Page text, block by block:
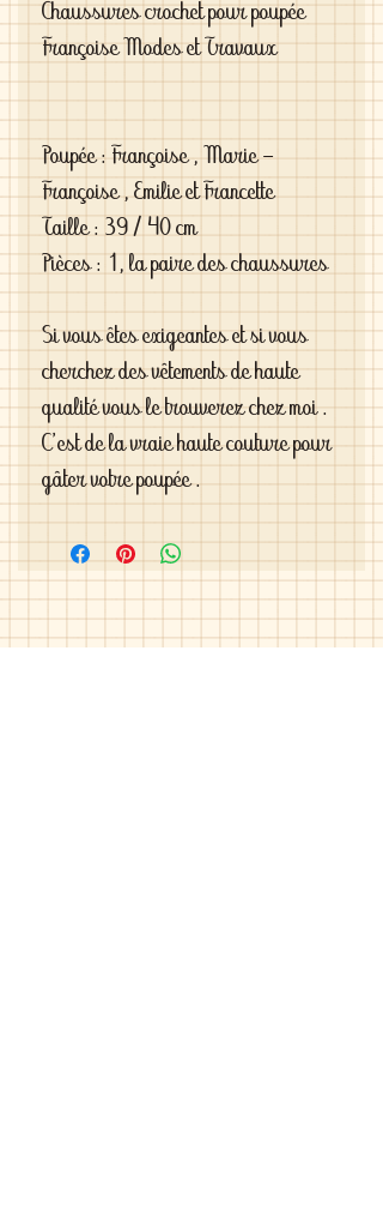
Chaussures crochet pour poupée
Françoise Modes et Travaux
Poupée : Françoise , Marie -
Françoise , Emilie et Francette
Taille : 39 / 40 cm
Pièces : 1, la paire des chaussures
Si vous êtes exigeantes et si vous
cherchez des vêtements de haute
qualité vous le trouverez chez moi .
C'est de la vraie haute couture pour
gâter votre poupée .